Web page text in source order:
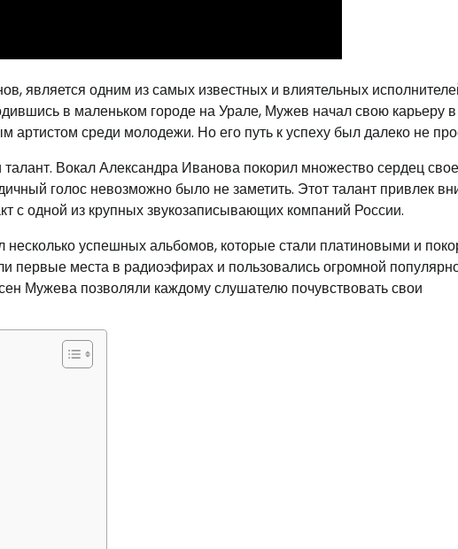
является одним из самых известных и влиятельных
в маленьком городе на Урале, Мужев начал свою карьеру в
артистом среди молодежи. Но его путь к успеху был далеко не
Вокал Александра Иванова покорил множество сердец
голос невозможно было не заметить. Этот талант привлек
с одной из крупных звукозаписывающих компаний России.
успешных альбомов, которые стали платиновыми и
первые места в радиоэфирах и пользовались огромной
Мужева позволяли каждому слушателю почувствовать свои